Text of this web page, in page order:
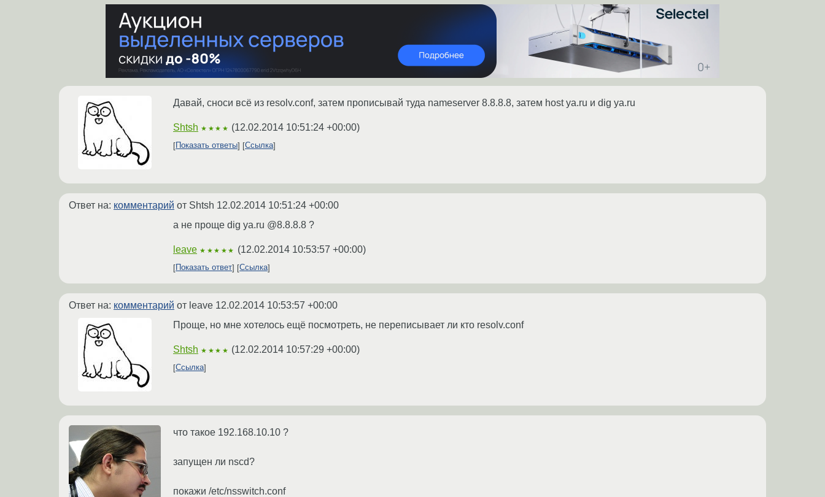
Давай, сноси всё из resolv.conf, затем прописывай туда nameserver 8.8.8.8, затем host ya.ru и dig ya.ru
Shtsh ★★★★ (12.02.2014 10:51:24 +00:00)
Показать ответы Ссылка
Ответ на: комментарий от Shtsh 12.02.2014 10:51:24 +00:00
а не проще dig ya.ru @8.8.8.8 ?
leave ★★★★★ (12.02.2014 10:53:57 +00:00)
Показать ответ Ссылка
Ответ на: комментарий от leave 12.02.2014 10:53:57 +00:00
Проще, но мне хотелось ещё посмотреть, не переписывает ли кто resolv.conf
Shtsh ★★★★ (12.02.2014 10:57:29 +00:00)
Ссылка
что такое 192.168.10.10 ?
запущен ли nscd?
покажи /etc/nsswitch.conf